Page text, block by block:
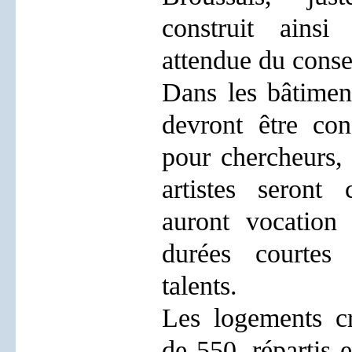
construit ainsi
attendue du
Dans les
devront être
pour
artistes seront
auront
durées
talents.
Les logements